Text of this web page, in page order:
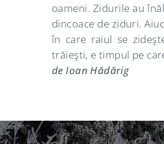
oameni. Zidurile au
dincoace de ziduri.
în care raiul se
trăieşti, e timpul pe
de Ioan Hădărig